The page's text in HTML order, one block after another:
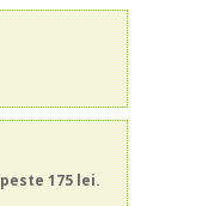
175 lei.